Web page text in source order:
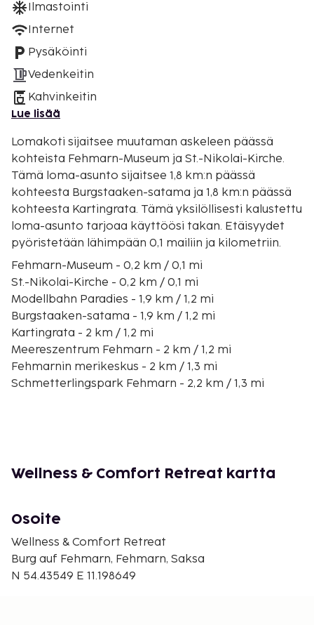
Ilmastointi
Internet
Pysäköinti
Vedenkeitin
Kahvinkeitin
Lue lisää
Lomakoti sijaitsee muutaman askeleen päässä
kohteista Fehmarn-Museum ja St.-Nikolai-Kirche.
Tämä loma-asunto sijaitsee 1,8 km:n päässä
kohteesta Burgstaaken-satama ja 1,8 km:n päässä
kohteesta Kartingrata. Tämä yksilöllisesti kalustettu
loma-asunto tarjoaa käyttöösi takan. Etäisyydet
pyöristetään lähimpään 0,1 mailiin ja kilometriin.
Fehmarn-Museum - 0,2 km / 0,1 mi
St.-Nikolai-Kirche - 0,2 km / 0,1 mi
Modellbahn Paradies - 1,9 km / 1,2 mi
Burgstaaken-satama - 1,9 km / 1,2 mi
Kartingrata - 2 km / 1,2 mi
Meereszentrum Fehmarn - 2 km / 1,2 mi
Fehmarnin merikeskus - 2 km / 1,3 mi
Schmetterlingspark Fehmarn - 2,2 km / 1,3 mi
Yachthafen Burgtiefe - 3,7 km / 2,3 mi
Lähimmät lentokentät ovat:
Lyypekki (LBC) - 104 km / 64,6 mi
Hampurin lentokenttä (HAM) - 150,8 km / 93,7 mi
Hamburg Finkenwerderin lentoasema (XFW) - 168,1
Wellness & Comfort Retreat kartta
Osoite
Wellness & Comfort Retreat
Burg auf Fehmarn, Fehmarn, Saksa
N 54.43549 E 11.198649